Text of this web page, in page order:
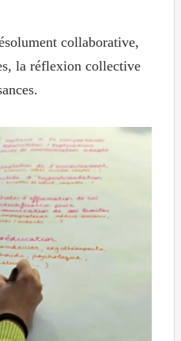
collaborative,
la réflexion collective